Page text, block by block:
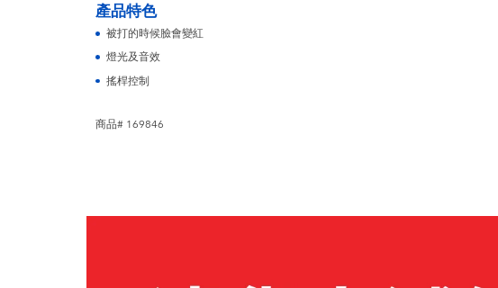
產品特色
被打的時候臉會變紅
燈光及音效
搖桿控制
商品# 169846